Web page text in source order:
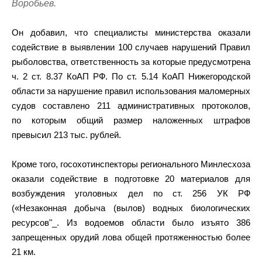
Воробьев.
Он добавил, что специалисты министерства оказали
содействие в выявлении 100 случаев нарушений Правил
рыболовства, ответственность за которые предусмотрена
ч. 2 ст. 8.37 КоАП РФ. По ст. 5.14 КоАП Нижегородской
области за нарушение правил использования маломерных
судов составлено 211 административных протоколов,
по которым общий размер наложенных штрафов
превысил 213 тыс. рублей.
Кроме того, госохотинспекторы регионального Минлесхоза
оказали содействие в подготовке 20 материалов для
возбуждения уголовных дел по ст. 256 УК РФ
(«Незаконная добыча (вылов) водных биологических
ресурсов"_. Из водоемов области было изъято 386
запрещенных орудий лова общей протяженностью более
21 км.